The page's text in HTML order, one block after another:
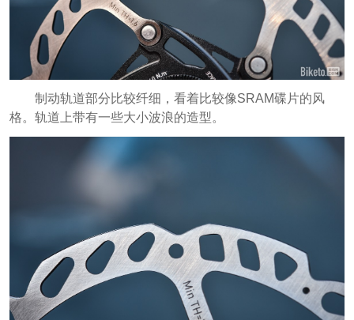
制动轨道部分比较纤细，看着比较像SRAM碟片的风
格。轨道上带有一些大小波浪的造型。